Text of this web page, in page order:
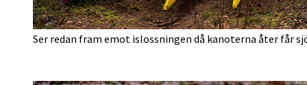
Ser redan fram emot islossningen då kanoterna åter får